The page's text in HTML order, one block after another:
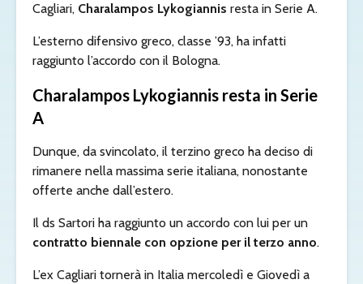
Cagliari, Charalampos Lykogiannis resta in Serie A.
L’esterno difensivo greco, classe ’93, ha infatti
raggiunto l’accordo con il Bologna.
Charalampos Lykogiannis resta in Serie
A
Dunque, da svincolato, il terzino greco ha deciso di
rimanere nella massima serie italiana, nonostante
offerte anche dall’estero.
Il ds Sartori ha raggiunto un accordo con lui per un
contratto biennale con opzione per il terzo anno.
L’ex Cagliari tornerà in Italia mercoledì e Giovedì a